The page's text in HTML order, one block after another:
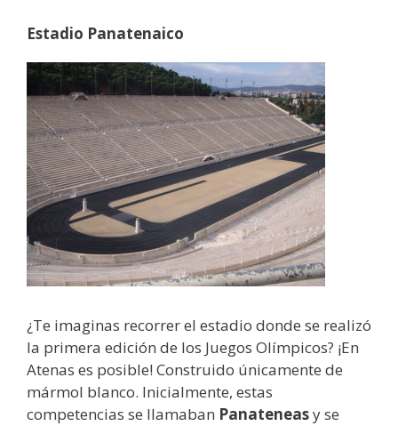
Estadio Panatenaico
¿Te imaginas recorrer el estadio donde se realizó
la primera edición de los Juegos Olímpicos? ¡En
Atenas es posible! Construido únicamente de
mármol blanco. Inicialmente, estas
competencias se llamaban Panateneasy se